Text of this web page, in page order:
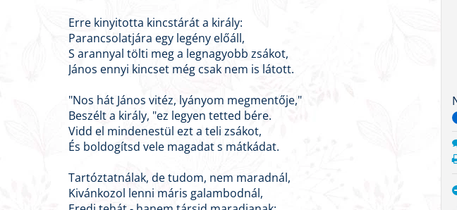
Erre kinyitotta kincstárát a király:
Parancsolatjára egy legény előáll,
S arannyal tölti meg a legnagyobb zsákot,
János ennyi kincset még csak nem is látott.
"Nos hát János vitéz, lyányom megmentője,"
Beszélt a király, "ez legyen tetted bére.
Vidd el mindenestül ezt a teli zsákot,
És boldogítsd vele magadat s mátkádat.
Tartóztatnálak, de tudom, nem maradnál,
Kivánkozol lenni máris galambodnál,